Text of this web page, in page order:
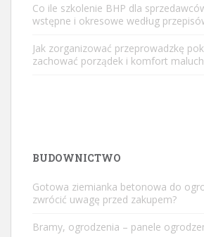
Co ile szkolenie BHP dla
wstępne i okresowe według
Jak zorganizować przeprowadzkę
zachować porządek i komfort
BUDOWNICTWO
Gotowa ziemianka betonowa do
zwrócić uwagę przed zakupem?
Bramy, ogrodzenia – panele